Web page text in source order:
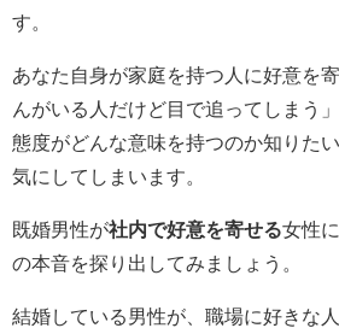
す。
あなた自身が家庭を持つ人に好意を
んがいる人だけど目で追ってしまう
態度がどんな意味を持つのか知りた
気にしてしまいます。
既婚男性が社内で好意を寄せる女性
の本音を探り出してみましょう。
結婚している男性が、職場に好きな